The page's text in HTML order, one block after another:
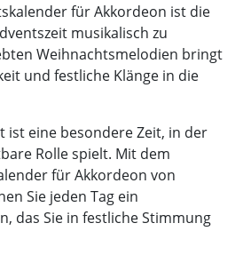
für Akkordeon ist die
musikalisch zu
Weihnachtsmelodien bringt
und festliche Klänge in die
ist eine besondere Zeit, in der
Rolle spielt. Mit dem
für Akkordeon von
Sie jeden Tag ein
das Sie in festliche Stimmung